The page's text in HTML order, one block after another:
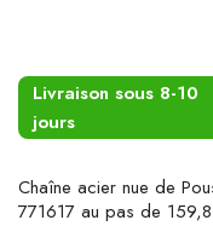
Livraison sous 8-10
jours
Chaîne acier nue de
771617 au pas de